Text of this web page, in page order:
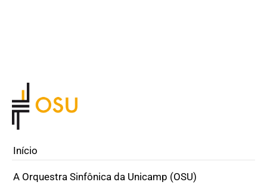
Início
A Orquestra Sinfônica da Unicamp (OSU)